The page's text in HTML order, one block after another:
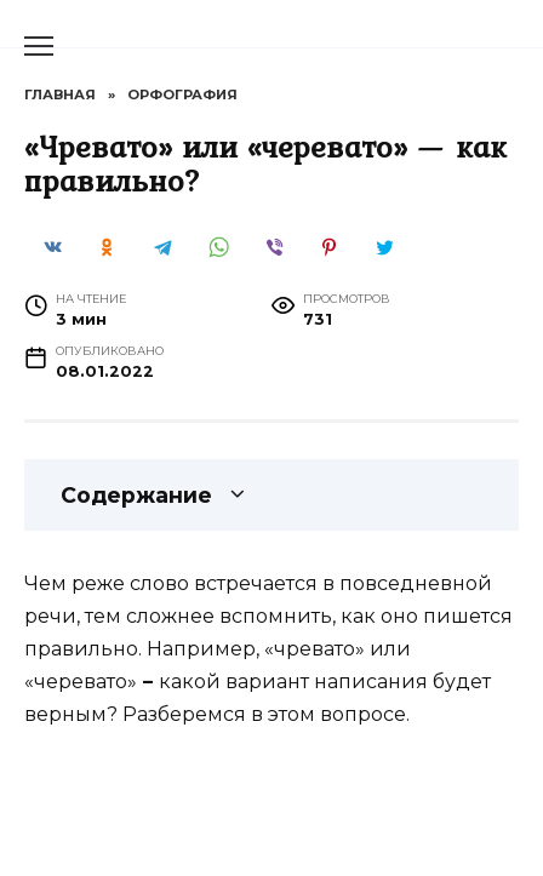
ГЛАВНАЯ » ОРФОГРАФИЯ
«Чревато» или «черевато» — как
правильно?
НА ЧТЕНИЕ
3 мин
ПРОСМОТРОВ
731
ОПУБЛИКОВАНО
08.01.2022
Содержание
Чем реже слово встречается в повседневной
речи, тем сложнее вспомнить, как оно пишется
правильно. Например, «чревато» или
«черевато» – какой вариант написания будет
верным? Разберемся в этом вопросе.